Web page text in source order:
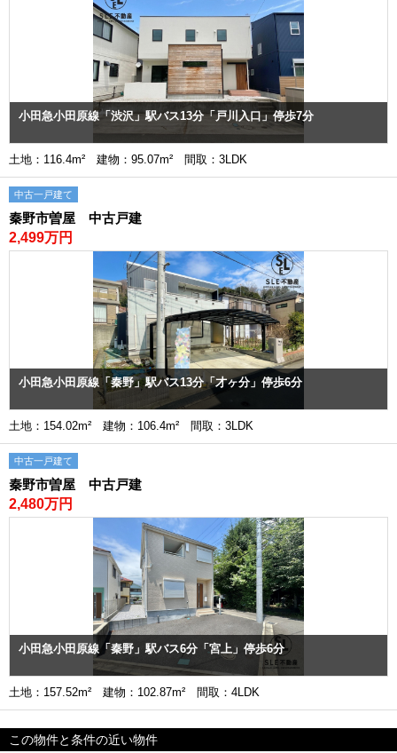
小田急小田原線「渋沢」駅バス13分「戸川入口」停歩7分
土地：116.4m² 建物：95.07m² 間取：3LDK
中古一戸建て
秦野市曽屋 中古戸建
2,499万円
小田急小田原線「秦野」駅バス13分「才ヶ分」停歩6分
土地：154.02m² 建物：106.4m² 間取：3LDK
中古一戸建て
秦野市曽屋 中古戸建
2,480万円
小田急小田原線「秦野」駅バス6分「宮上」停歩6分
土地：157.52m² 建物：102.87m² 間取：4LDK
この物件と条件の近い物件